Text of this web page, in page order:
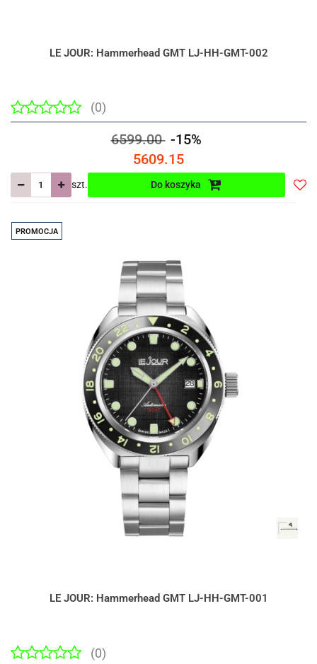
LE JOUR: Hammerhead GMT LJ-HH-GMT-002
(0)
6599.00 -15%
5609.15
szt. Do koszyka
PROMOCJA
LE JOUR: Hammerhead GMT LJ-HH-GMT-001
(0)